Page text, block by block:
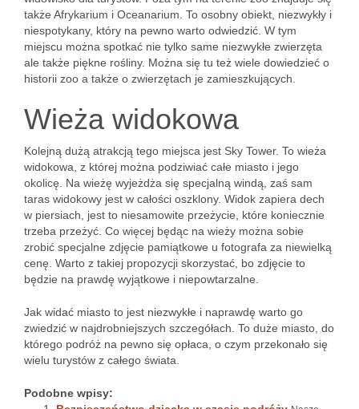
także Afrykarium i Oceanarium. To osobny obiekt, niezwykły i
niespotykany, który na pewno warto odwiedzić. W tym
miejscu można spotkać nie tylko same niezwykłe zwierzęta
ale także piękne rośliny. Można się tu też wiele dowiedzieć o
historii zoo a także o zwierzętach je zamieszkujących.
Wieża widokowa
Kolejną dużą atrakcją tego miejsca jest Sky Tower. To wieża
widokowa, z której można podziwiać całe miasto i jego
okolicę. Na wieżę wyjeżdża się specjalną windą, zaś sam
taras widokowy jest w całości oszklony. Widok zapiera dech
w piersiach, jest to niesamowite przeżycie, które koniecznie
trzeba przeżyć. Co więcej będąc na wieży można sobie
zrobić specjalne zdjęcie pamiątkowe u fotografa za niewielką
cenę. Warto z takiej propozycji skorzystać, bo zdjęcie to
będzie na prawdę wyjątkowe i niepowtarzalne.
Jak widać miasto to jest niezwykłe i naprawdę warto go
zwiedzić w najdrobniejszych szczegółach. To duże miasto, do
którego podróż na pewno się opłaca, o czym przekonało się
wielu turystów z całego świata.
Podobne wpisy: